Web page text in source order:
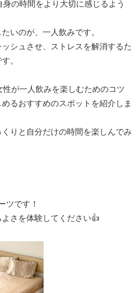
の時間をより大切に感じるよう
いのが、一人飲みです。
シュさせ、ストレスを解消するた
。
性が一人飲みを楽しむためのコツ
るおすすめのスポットを紹介しま
りと自分だけの時間を楽しんでみ
ツです！
さを体験してください👍